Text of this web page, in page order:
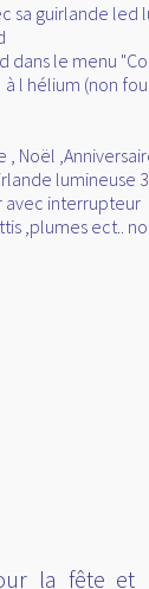
sa guirlande led
dans le menu
hélium (non
lumineuse
avec interrupteur
,plumes ect..
la fête